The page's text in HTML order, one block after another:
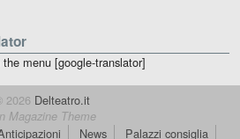
menu [google-translator]
2026 Delteatro.it
Magazine Theme
News Palazzi consiglia